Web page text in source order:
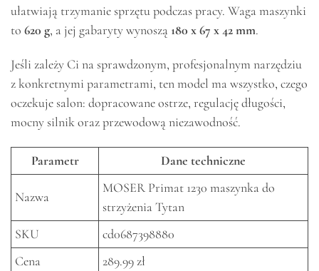
ułatwiają trzymanie sprzętu podczas pracy. Waga maszynki
to 620 g, a jej gabaryty wynoszą 180 x 67 x 42 mm.
Jeśli zależy Ci na sprawdzonym, profesjonalnym narzędziu
z konkretnymi parametrami, ten model ma wszystko, czego
oczekuje salon: dopracowane ostrze, regulację długości,
mocny silnik oraz przewodową niezawodność.
Parametr Dane techniczne
Nazwa
MOSER Primat 1230 maszynka do
strzyżenia Tytan
SKU
cd0687398880
Cena
289.99 zł